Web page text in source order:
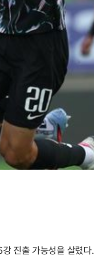
진출 가능성을 살렸다.